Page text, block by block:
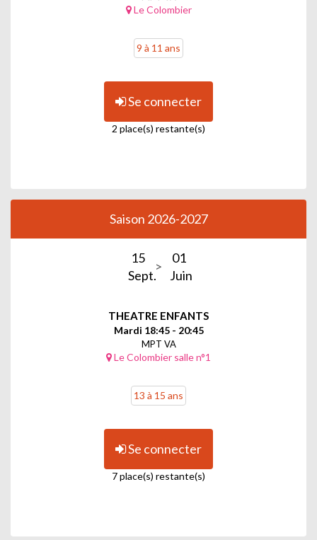
Le Colombier
9 à 11 ans
Se connecter
2 place(s) restante(s)
Saison 2026-2027
15
Sept.
01
Juin
THEATRE ENFANTS
Mardi 18:45 - 20:45
MPT VA
Le Colombier salle n°1
13 à 15 ans
Se connecter
7 place(s) restante(s)